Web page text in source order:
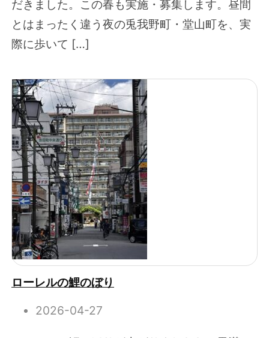
だきました。この春も実施・募集します。昼間
とはまったく違う夜の兎我野町・堂山町を、実
際に歩いて […]
ローレルの鯉のぼり
2026-04-27